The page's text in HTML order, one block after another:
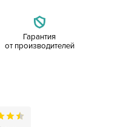
Гарантия
от производителей